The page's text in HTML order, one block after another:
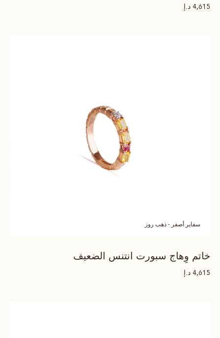
4,615 د.إ
سفاير أصفر - ذهب روز
خاتم وِهاج سبورت انتنس الضعيف
4,615 د.إ